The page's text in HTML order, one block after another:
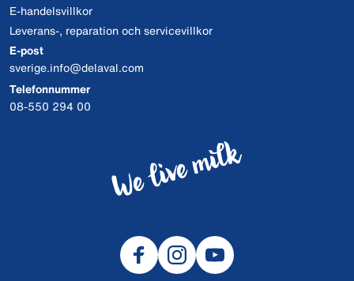
E-handelsvillkor
Leverans-, reparation och servicevillkor
E-post
sverige.info@delaval.com
Telefonnummer
08-550 294 00